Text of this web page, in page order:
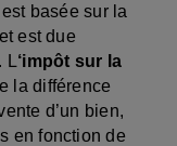
est basée sur la
est due
L‘impôt sur la
la différence
d’un bien,
en fonction de